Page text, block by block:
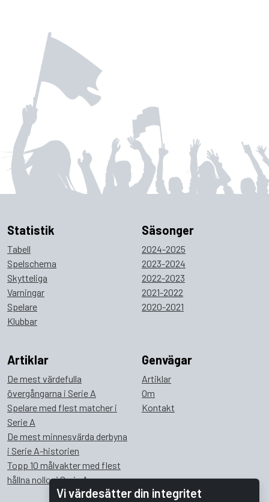
Vi värdesätter din integritet
Statistik
Tabell
Spelschema
Skytteliga
Varningar
Spelare
Klubbar
Säsonger
2024-2025
2023-2024
2022-2023
2021-2022
2020-2021
Artiklar
De mest värdefulla
övergångarna i Serie A
Spelare med flest matcher i
Serie A
De mest minnesvärda derbyna
i Serie A-historien
Topp 10 målvakter med flest
hållna nollor i Serie A
Genvägar
Artiklar
Om
Kontakt